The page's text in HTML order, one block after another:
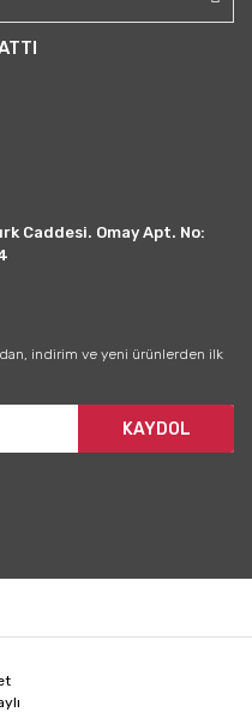
Caddesi. Omay Apt. No:
indirim ve yeni ürünlerden ilk
KAYDOL